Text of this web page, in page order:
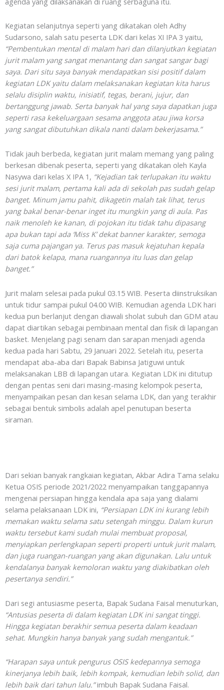
Kegiatan selanjutnya seperti yang dikatakan oleh Adhy
Sudarsono, salah satu peserta LDK dari kelas XI IPA 3 yaitu,
“Pembentukan mental di malam hari dan dilanjutkan kegiatan
jurit malam yang sangat menantang dan sangat sangar bagi
saya. Dari situ saya banyak mendapatkan sisi positif dalam
kegiatan LDK yaitu dalam melaksanakan kegiatan kita harus
selalu disiplin waktu, inisiatif, tegas, berani, jujur, dan
bertanggung jawab. Serta banyak hal yang saya dapatkan juga
seperti rasa kekeluargaan sesama anggota atau jiwa korsa
yang sangat dibutuhkan dikala nanti dalam bekerjasama.”
Tidak jauh berbeda, kegiatan jurit malam memang yang paling
berkesan dibenak peserta, seperti yang dikatakan oleh Kayla
Nasywa dari kelas X IPA 1, “Kejadian tak terlupakan itu waktu
sesi jurit malam, pertama kali ada di sekolah pas sudah gelap
banget. Minum jamu pahit, dikagetin malah tak lihat, terus
yang bakal benar-benar inget itu mungkin yang di aula. Pas
naik menoleh ke kanan, di pojokan itu tidak tahu dipasang
apa bukan tapi ada ‘Miss K’ dekat banner karakter, semoga
saja cuma pajangan ya. Terus pas masuk kejatuhan kepala
dari batok kelapa, mana ruangannya itu luas dan gelap
banget.”
Jurit malam selesai pada pukul 03.15 WIB. Peserta diinstruksikan
untuk tidur sampai pukul 04.00 WIB. Kemudian agenda LDK hari
kedua pun berlanjut dengan diawali sholat subuh dan GDM atau
dapat diartikan sebagai pembinaan mental dan fisik di lapangan
basket. Menjelang pagi senam dan sarapan menjadi agenda
kedua pada hari Sabtu, 29 Januari 2022. Setelah itu, peserta
mendapat aba-aba dari Bapak Babinsa Jatiguwi untuk
melaksanakan LBB di lapangan utara. Kegiatan LDK ini ditutup
dengan pentas seni dari masing-masing kelompok peserta,
menyampaikan pesan dan kesan selama LDK, dan yang terakhir
sebagai bentuk simbolis adalah apel penutupan beserta
siraman.
Dari sekian banyak rangkaian kegiatan, Akbar Adira Tama selaku
Ketua OSIS periode 2021/2022 menyampaikan tanggapannya
mengenai persiapan hingga kendala apa saja yang dialami
selama pelaksanaan LDK ini, “Persiapan LDK ini kurang lebih
memakan waktu selama satu setengah minggu. Dalam kurun
waktu tersebut kami sudah mulai membuat proposal,
menyiapkan perlengkapan seperti properti untuk jurit malam,
dan juga ruangan-ruangan yang akan digunakan. Lalu untuk
kendalanya banyak kemoloran waktu yang diakibatkan oleh
pesertanya sendiri.”
Dari segi antusiasme peserta, Bapak Sudana Faisal menuturkan,
“Antusias peserta di dalam kegiatan LDK ini sangat tinggi.
Hingga kegiatan berakhir semua peserta dalam keadaan
sehat. Mungkin hanya banyak yang sudah mengantuk.”
“Harapan saya untuk pengurus OSIS kedepannya semoga
kinerjanya lebih baik, lebih kompak, kemudian lebih solid, dan
lebih baik dari tahun lalu.”imbuh Bapak Sudana Faisal.